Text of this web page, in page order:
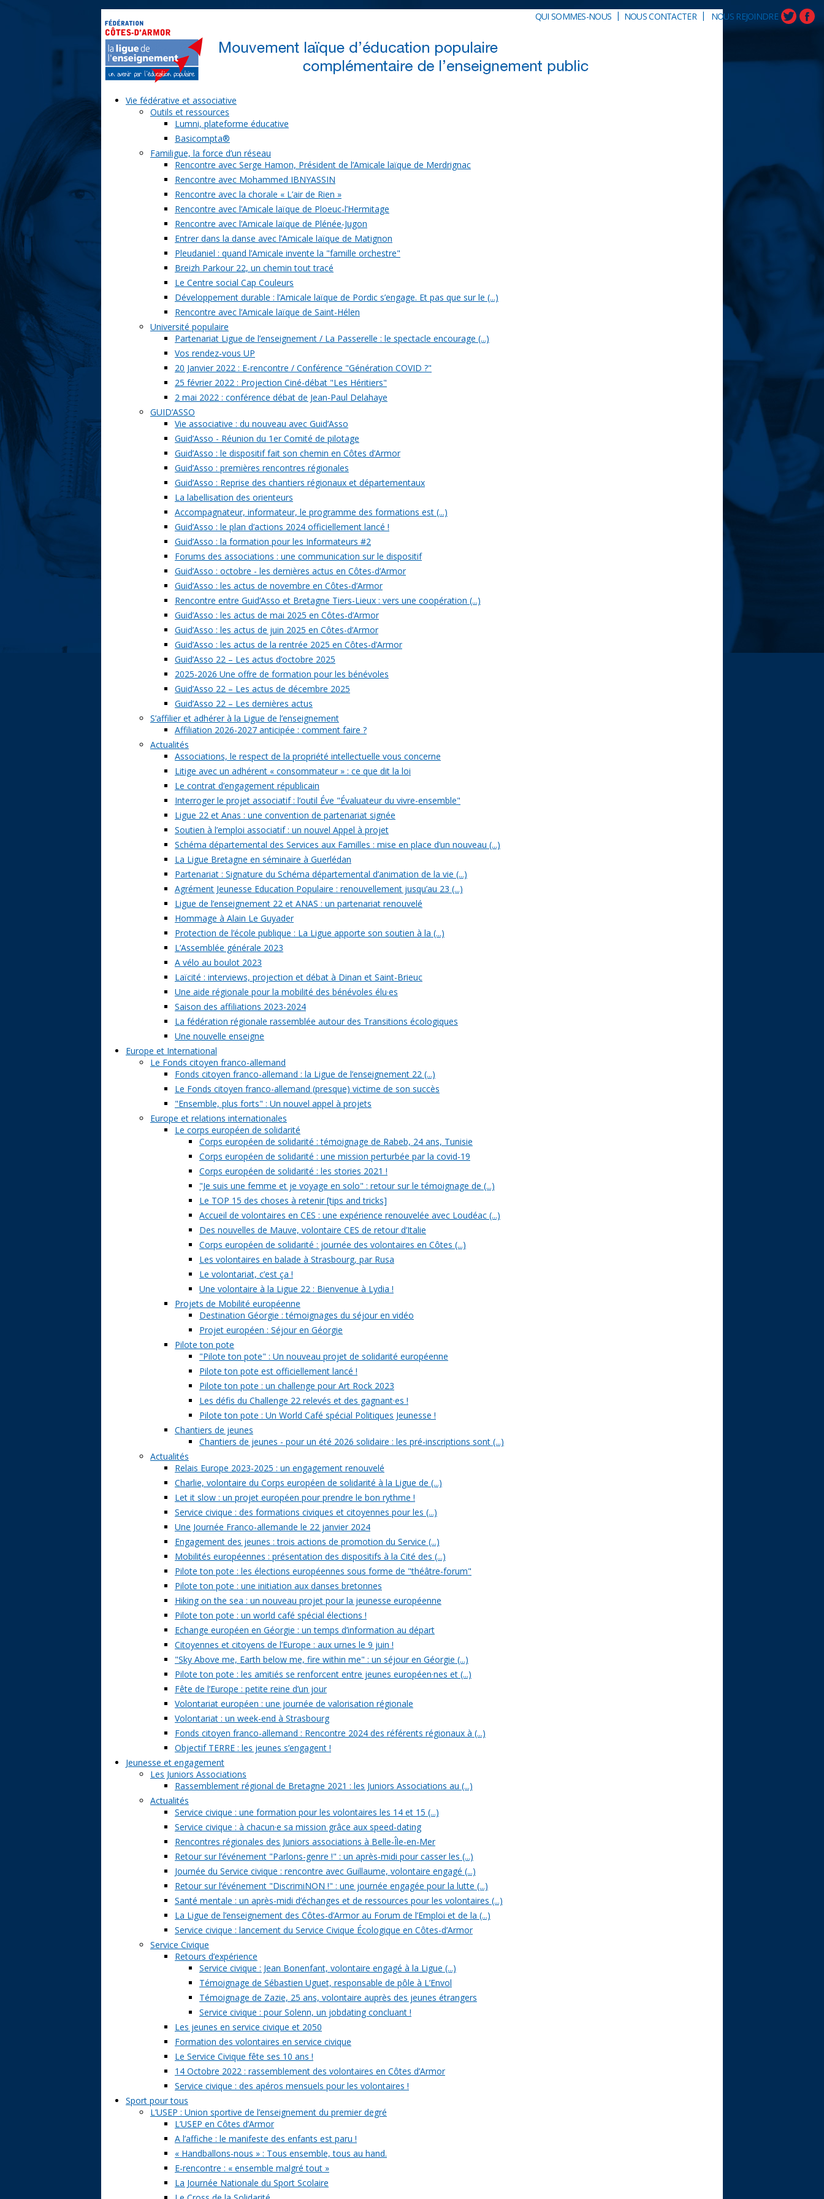
QUI SOMMES-NOUS | NOUS CONTACTER| NOUS REJOINDRE
Vie fédérative et associative
Outils et ressources
Lumni, plateforme éducative
Basicompta®
Familigue, la force d’un réseau
Rencontre avec Serge Hamon, Président de l’Amicale laïque de Merdrignac
Rencontre avec Mohammed IBNYASSIN
Rencontre avec la chorale « L’air de Rien »
Rencontre avec l’Amicale laïque de Ploeuc-l’Hermitage
Rencontre avec l’Amicale laïque de Plénée-Jugon
Entrer dans la danse avec l’Amicale laïque de Matignon
Pleudaniel : quand l’Amicale invente la "famille orchestre"
Breizh Parkour 22, un chemin tout tracé
Le Centre social Cap Couleurs
Développement durable : l’Amicale laïque de Pordic s’engage. Et pas que sur le (...)
Rencontre avec l’Amicale laïque de Saint-Hélen
Université populaire
Partenariat Ligue de l’enseignement / La Passerelle : le spectacle encourage (...)
Vos rendez-vous UP
20 Janvier 2022 : E-rencontre / Conférence "Génération COVID ?"
25 février 2022 : Projection Ciné-débat "Les Héritiers"
2 mai 2022 : conférence débat de Jean-Paul Delahaye
GUID’ASSO
Vie associative : du nouveau avec Guid’Asso
Guid’Asso - Réunion du 1er Comité de pilotage
Guid’Asso : le dispositif fait son chemin en Côtes d’Armor
Guid’Asso : premières rencontres régionales
Guid’Asso : Reprise des chantiers régionaux et départementaux
La labellisation des orienteurs
Accompagnateur, informateur, le programme des formations est (...)
Guid’Asso : le plan d’actions 2024 officiellement lancé !
Guid’Asso : la formation pour les Informateurs #2
Forums des associations : une communication sur le dispositif
Guid’Asso : octobre - les dernières actus en Côtes-d’Armor
Guid’Asso : les actus de novembre en Côtes-d’Armor
Rencontre entre Guid’Asso et Bretagne Tiers-Lieux : vers une coopération (...)
Guid’Asso : les actus de mai 2025 en Côtes-d’Armor
Guid’Asso : les actus de juin 2025 en Côtes-d’Armor
Guid’Asso : les actus de la rentrée 2025 en Côtes-d’Armor
Guid’Asso 22 – Les actus d’octobre 2025
2025-2026 Une offre de formation pour les bénévoles
Guid’Asso 22 – Les actus de décembre 2025
Guid’Asso 22 – Les dernières actus
S’affilier et adhérer à la Ligue de l’enseignement
Affiliation 2026-2027 anticipée : comment faire ?
Actualités
Associations, le respect de la propriété intellectuelle vous concerne
Litige avec un adhérent « consommateur » : ce que dit la loi
Le contrat d’engagement républicain
Interroger le projet associatif : l’outil Éve "Évaluateur du vivre-ensemble"
Ligue 22 et Anas : une convention de partenariat signée
Soutien à l’emploi associatif : un nouvel Appel à projet
Schéma départemental des Services aux Familles : mise en place d’un nouveau (...)
La Ligue Bretagne en séminaire à Guerlédan
Partenariat : Signature du Schéma départemental d’animation de la vie (...)
Agrément Jeunesse Education Populaire : renouvellement jusqu’au 23 (...)
Ligue de l’enseignement 22 et ANAS : un partenariat renouvelé
Hommage à Alain Le Guyader
Protection de l’école publique : La Ligue apporte son soutien à la (...)
L’Assemblée générale 2023
A vélo au boulot 2023
Laïcité : interviews, projection et débat à Dinan et Saint-Brieuc
Une aide régionale pour la mobilité des bénévoles élu·es
Saison des affiliations 2023-2024
La fédération régionale rassemblée autour des Transitions écologiques
Une nouvelle enseigne
Europe et International
Le Fonds citoyen franco-allemand
Fonds citoyen franco-allemand : la Ligue de l’enseignement 22 (...)
Le Fonds citoyen franco-allemand (presque) victime de son succès
"Ensemble, plus forts" : Un nouvel appel à projets
Europe et relations internationales
Le corps européen de solidarité
Corps européen de solidarité : témoignage de Rabeb, 24 ans, Tunisie
Corps européen de solidarité : une mission perturbée par la covid-19
Corps européen de solidarité : les stories 2021 !
"Je suis une femme et je voyage en solo" : retour sur le témoignage de (...)
Le TOP 15 des choses à retenir [tips and tricks]
Accueil de volontaires en CES : une expérience renouvelée avec Loudéac (...)
Des nouvelles de Mauve, volontaire CES de retour d’Italie
Corps européen de solidarité : journée des volontaires en Côtes (...)
Les volontaires en balade à Strasbourg, par Rusa
Le volontariat, c’est ça !
Une volontaire à la Ligue 22 : Bienvenue à Lydia !
Projets de Mobilité européenne
Destination Géorgie : témoignages du séjour en vidéo
Projet européen : Séjour en Géorgie
Pilote ton pote
"Pilote ton pote" : Un nouveau projet de solidarité européenne
Pilote ton pote est officiellement lancé !
Pilote ton pote : un challenge pour Art Rock 2023
Les défis du Challenge 22 relevés et des gagnant·es !
Pilote ton pote : Un World Café spécial Politiques Jeunesse !
Chantiers de jeunes
Chantiers de jeunes - pour un été 2026 solidaire : les pré-inscriptions sont (...)
Actualités
Relais Europe 2023-2025 : un engagement renouvelé
Charlie, volontaire du Corps européen de solidarité à la Ligue de (...)
Let it slow : un projet européen pour prendre le bon rythme !
Service civique : des formations civiques et citoyennes pour les (...)
Une Journée Franco-allemande le 22 janvier 2024
Engagement des jeunes : trois actions de promotion du Service (...)
Mobilités européennes : présentation des dispositifs à la Cité des (...)
Pilote ton pote : les élections européennes sous forme de "théâtre-forum"
Pilote ton pote : une initiation aux danses bretonnes
Hiking on the sea : un nouveau projet pour la jeunesse européenne
Pilote ton pote : un world café spécial élections !
Echange européen en Géorgie : un temps d’information au départ
Citoyennes et citoyens de l’Europe : aux urnes le 9 juin !
"Sky Above me, Earth below me, fire within me" : un séjour en Géorgie (...)
Pilote ton pote : les amitiés se renforcent entre jeunes européen·nes et (...)
Fête de l’Europe : petite reine d’un jour
Volontariat européen : une journée de valorisation régionale
Volontariat : un week-end à Strasbourg
Fonds citoyen franco-allemand : Rencontre 2024 des référents régionaux à (...)
Objectif TERRE : les jeunes s’engagent !
Jeunesse et engagement
Les Juniors Associations
Rassemblement régional de Bretagne 2021 : les Juniors Associations au (...)
Actualités
Service civique : une formation pour les volontaires les 14 et 15 (...)
Service civique : à chacun·e sa mission grâce aux speed-dating
Rencontres régionales des Juniors associations à Belle-Île-en-Mer
Retour sur l’événement "Parlons-genre !" : un après-midi pour casser les (...)
Journée du Service civique : rencontre avec Guillaume, volontaire engagé (...)
Retour sur l’événement "DiscrimiNON !" : une journée engagée pour la lutte (...)
Santé mentale : un après-midi d’échanges et de ressources pour les volontaires (...)
La Ligue de l’enseignement des Côtes-d’Armor au Forum de l’Emploi et de la (...)
Service civique : lancement du Service Civique Écologique en Côtes-d’Armor
Service Civique
Retours d’expérience
Service civique : Jean Bonenfant, volontaire engagé à la Ligue (...)
Témoignage de Sébastien Uguet, responsable de pôle à L’Envol
Témoignage de Zazie, 25 ans, volontaire auprès des jeunes étrangers
Service civique : pour Solenn, un jobdating concluant !
Les jeunes en service civique et 2050
Formation des volontaires en service civique
Le Service Civique fête ses 10 ans !
14 Octobre 2022 : rassemblement des volontaires en Côtes d’Armor
Service civique : des apéros mensuels pour les volontaires !
Sport pour tous
L’USEP : Union sportive de l’enseignement du premier degré
L’USEP en Côtes d’Armor
A l’affiche : le manifeste des enfants est paru !
« Handballons-nous » : Tous ensemble, tous au hand.
E-rencontre : « ensemble malgré tout »
La Journée Nationale du Sport Scolaire